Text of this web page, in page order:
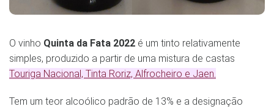
O vinho Quinta da Fata 2022 é um tinto relativamente
simples, produzido a partir de uma mistura de castas
Touriga Nacional, Tinta Roriz, Alfrocheiro e Jaen.
Tem um teor alcoólico padrão de 13% e a designação